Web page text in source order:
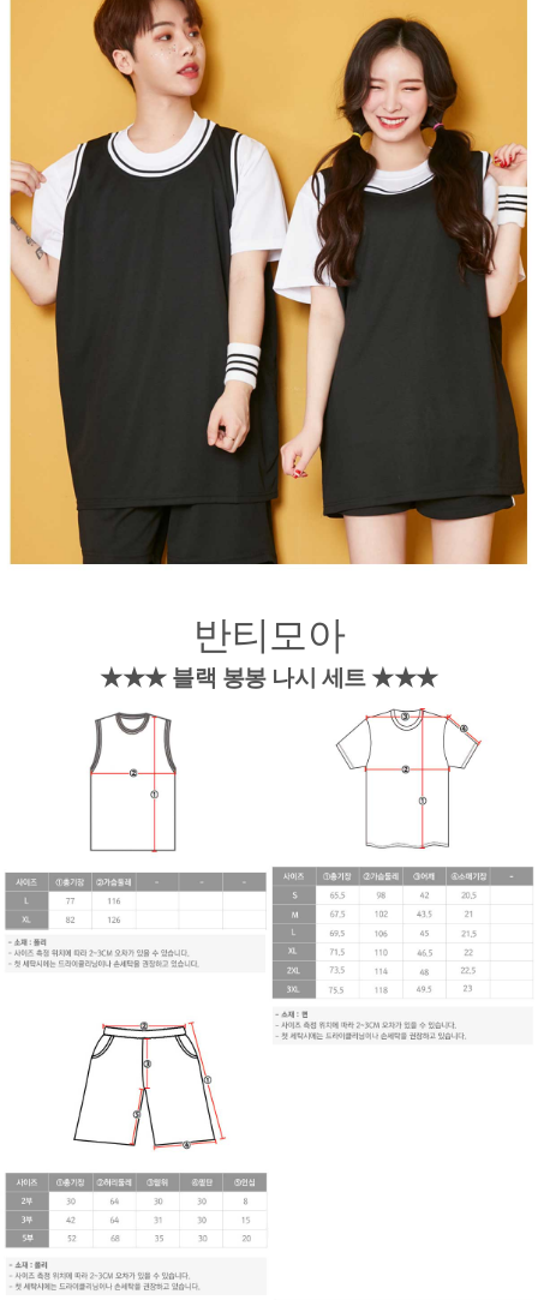
반티모아
★★★ 블랙 봉봉 나시 세트★★★